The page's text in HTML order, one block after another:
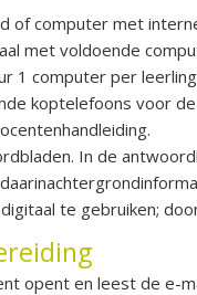
of computer met
met voldoende
1 computer per
koptelefoons voor
In de
te gebruiken;
opent en leest de e-